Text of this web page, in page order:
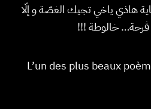
هاذي ياخي تجيك الغصّة و إلّا
خالوطة !!!
“L’un des plus beaux